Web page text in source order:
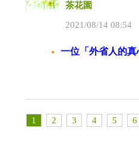
茶花園
2021/08/14 08:54
一位「外省人的真
1 2 3 4 5 6